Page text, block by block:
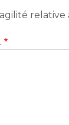
relative